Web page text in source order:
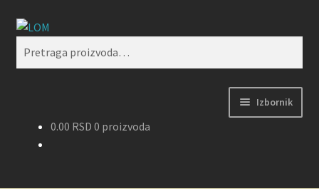
Preskoči
navigaciju
Skoči
Pretraži
Izbornik
0.00 RSD 0 proizvoda